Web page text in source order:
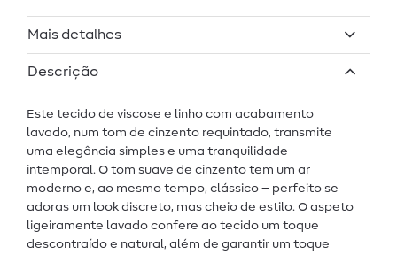
Mais detalhes
Descrição
Este tecido de viscose e linho com acabamento
lavado, num tom de cinzento requintado, transmite
uma elegância simples e uma tranquilidade
intemporal. O tom suave de cinzento tem um ar
moderno e, ao mesmo tempo, clássico – perfeito se
adoras um look discreto, mas cheio de estilo. O aspeto
ligeiramente lavado confere ao tecido um toque
descontraído e natural, além de garantir um toque